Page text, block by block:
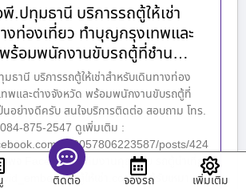
.ปทุมธานี บริการรถตู้ให้เช่า
งท่องเที่ยว ทำบุญกรุงเทพและ
ร้อมพนักงานขับรถตู้ที่ชำน…
ธานี บริการรถตู้ให้เช่าสำหรับเดินทางท่อง
ทพและต่างจังหวัด พร้อมพนักงานขับรถตู้ที่
นอย่างดีครับ สนใจบริการติดต่อ สอบถาม โทร.
875-2547 ดูเพิ่มเติม :
100057806223587/posts/424
พจ Facebook : ทีมงานคุณชาย รถตู้นำเที่ยว
รถตู้ให้เช่า.com รถตู้รับเหมา
ติดต่อ จองรถ เพิ่มเติม